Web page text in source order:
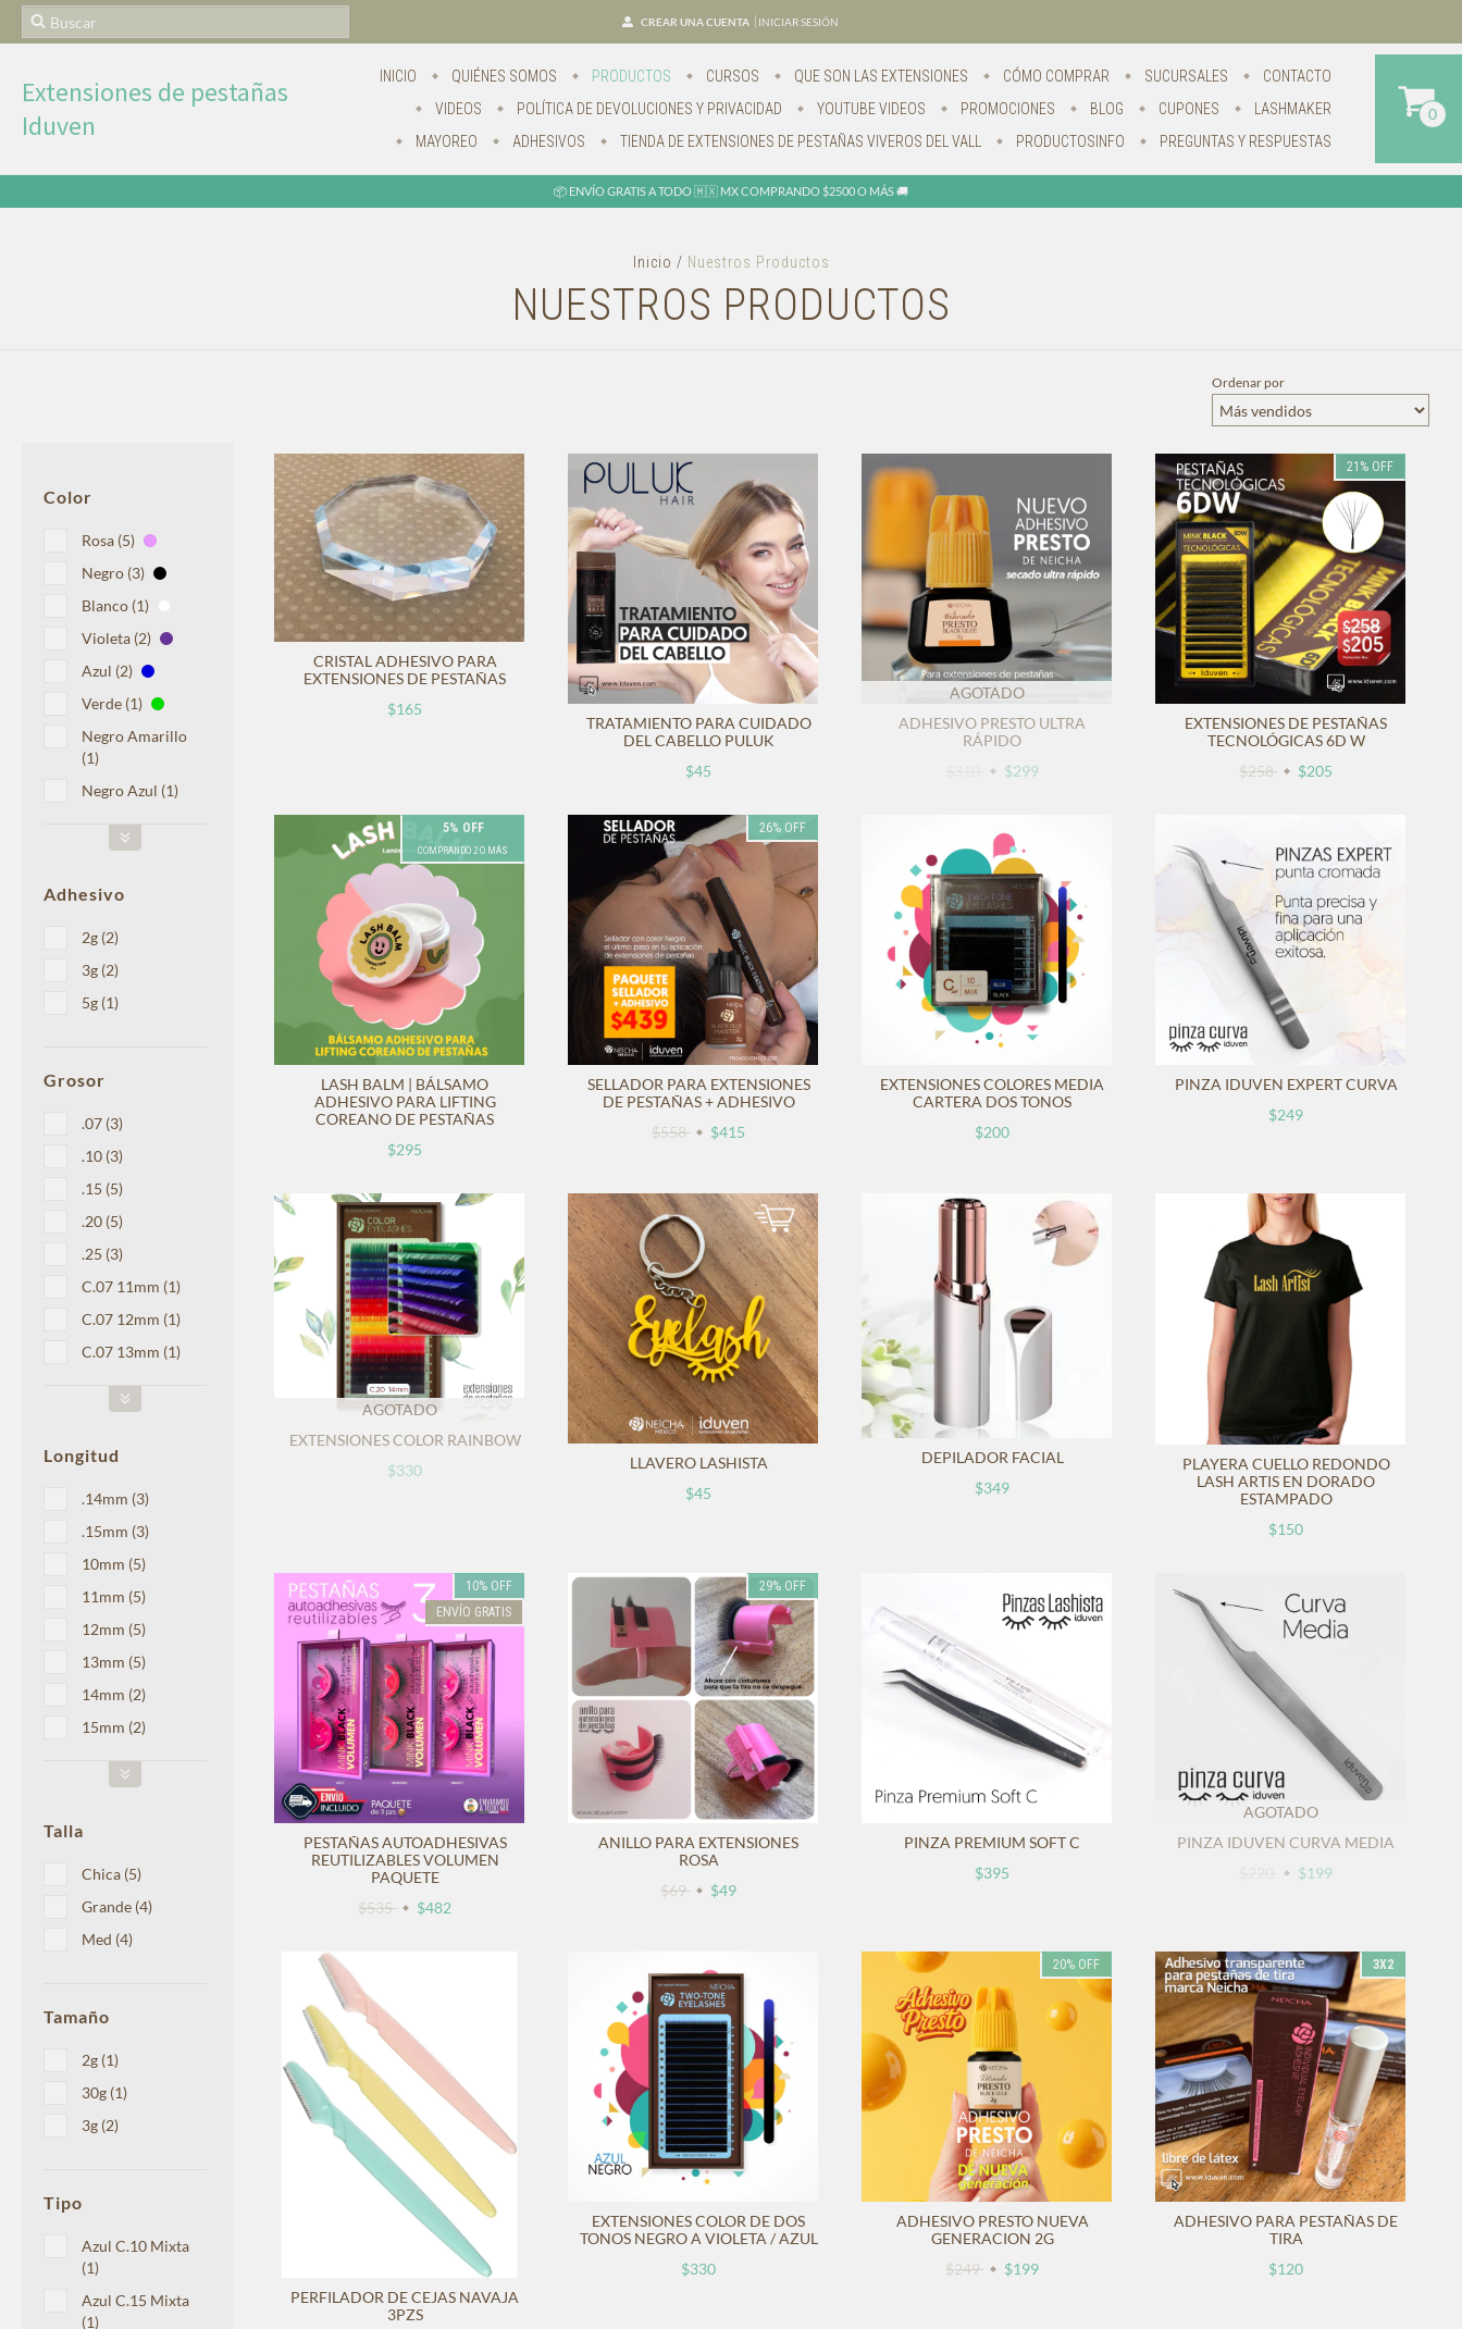
CREAR UNA CUENTA INICIAR SESIÓN
Extensiones de pestañas
Iduven
INICIO QUIÉNES SOMOS PRODUCTOS CURSOS QUE SON LAS EXTENSIONES CÓMO COMPRAR SUCURSALES
CONTACTO
VIDEOS
POLÍTICA DE DEVOLUCIONES Y PRIVACIDAD YOUTUBE VIDEOS PROMOCIONES BLOG CUPONES
LASHMAKER
MAYOREO
ADHESIVOS TIENDA DE EXTENSIONES DE PESTAÑAS VIVEROS DEL VALL PRODUCTOSINFO PREGUNTAS Y RESPUESTAS
0
📦 ENVÍO GRATIS A TODO 🇲🇽 MX COMPRANDO $2500 O MÁS 🚚
Inicio / Nuestros Productos
NUESTROS PRODUCTOS
Ordenar por
Color
Rosa (5)
Negro (3)
Blanco (1)
Violeta (2)
Azul (2)
Verde (1)
Negro Amarillo
(1)
Negro Azul (1)
Adhesivo
2g (2)
3g (2)
5g (1)
Grosor
.07 (3)
.10 (3)
.15 (5)
.20 (5)
.25 (3)
C.07 11mm (1)
C.07 12mm (1)
C.07 13mm (1)
Longitud
.14mm (3)
.15mm (3)
10mm (5)
11mm (5)
12mm (5)
13mm (5)
14mm (2)
15mm (2)
Talla
Chica (5)
Grande (4)
Med (4)
Tamaño
2g (1)
30g (1)
3g (2)
Tipo
Azul C.10 Mixta
(1)
Azul C.15 Mixta
(1)
CRISTAL ADHESIVO PARA
EXTENSIONES DE PESTAÑAS
$165
TRATAMIENTO PARA CUIDADO
DEL CABELLO PULUK
$45
AGOTADO
ADHESIVO PRESTO ULTRA
RÁPIDO
$299
21 % OFF
EXTENSIONES DE PESTAÑAS
TECNOLÓGICAS 6D W
$258
$205
5% OFF
COMPRANDO 2 O MÁS
LASH BALM | BÁLSAMO
ADHESIVO PARA LIFTING
COREANO DE PESTAÑAS
$295
26% OFF
SELLADOR PARA EXTENSIONES
DE PESTAÑAS + ADHESIVO
$558
$415
EXTENSIONES COLORES MEDIA
CARTERA DOS TONOS
$200
PINZA IDUVEN EXPERT CURVA
$249
AGOTADO
EXTENSIONES COLOR RAINBOW
$330
LLAVERO LASHISTA
$45
DEPILADOR FACIAL
$349
PLAYERA CUELLO REDONDO
LASH ARTIS EN DORADO
ESTAMPADO
$150
10% OFF
ENVÍO GRATIS
PESTAÑAS AUTOADHESIVAS
REUTILIZABLES VOLUMEN
PAQUETE
$535
$482
29% OFF
ANILLO PARA EXTENSIONES
ROSA
$69
$49
PINZA PREMIUM SOFT C
$395
AGOTADO
PINZA IDUVEN CURVA MEDIA
$199
PERFILADOR DE CEJAS NAVAJA
3PZS
EXTENSIONES COLOR DE DOS
TONOS NEGRO A VIOLETA / AZUL
$330
20% OFF
ADHESIVO PRESTO NUEVA
GENERACION 2G
$249
$199
3X2
ADHESIVO PARA PESTAÑAS DE
TIRA
$120